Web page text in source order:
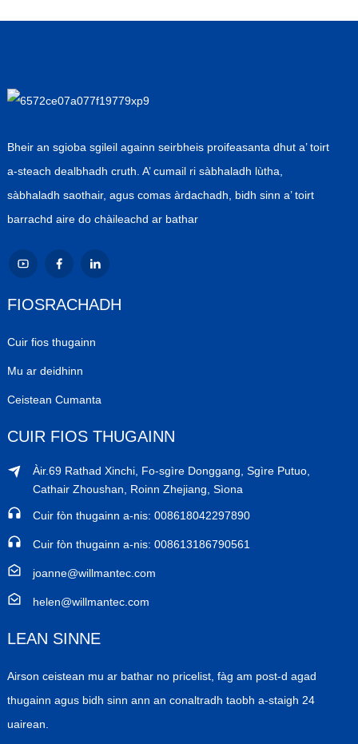
Bheir an sgioba sgileil againn seirbheis proifeasanta dhut a’ toirt
a-steach dealbhadh cruth. A’ cumail ri sàbhaladh lùtha,
sàbhaladh saothair, agus comas àrdachadh, bidh sinn a’ toirt
barrachd aire do chàileachd ar bathar
FIOSRACHADH
Cuir fios thugainn
Mu ar deidhinn
Ceistean Cumanta
CUIR FIOS THUGAINN
Àir.69 Rathad Xinchi, Fo-sgìre Donggang, Sgìre Putuo,
Cathair Zhoushan, Roinn Zhejiang, Sìona
Cuir fòn thugainn a-nis: 008618042297890
Cuir fòn thugainn a-nis: 008613186790561
joanne@willmantec.com
helen@willmantec.com
LEAN SINNE
Airson ceistean mu ar bathar no pricelist, fàg am post-d agad
thugainn agus bidh sinn ann an conaltradh taobh a-staigh 24
uairean.